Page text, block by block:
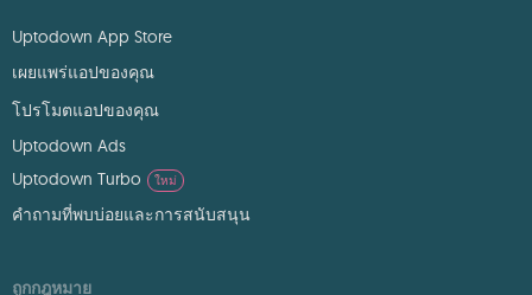
Uptodown App Store
เผยแพร่แอปของคุณ
โปรโมตแอปของคุณ
Uptodown Ads
Uptodown Turbo
ใหม่
คำถามที่พบบ่อยและการสนับสนุน
ถูกกฎหมาย